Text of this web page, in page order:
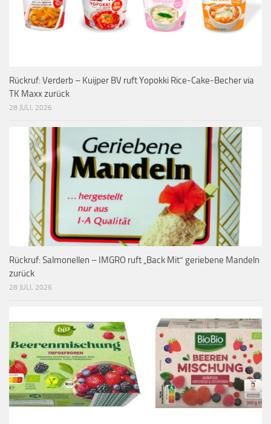
Rückruf: Verderb – Kuijper BV ruft Yopokki Rice-Cake-Becher via
TK Maxx zurück
28 JULI, 2026
Rückruf: Salmonellen – IMGRO ruft „Back Mit“ geriebene Mandeln
zurück
28 JULI, 2026